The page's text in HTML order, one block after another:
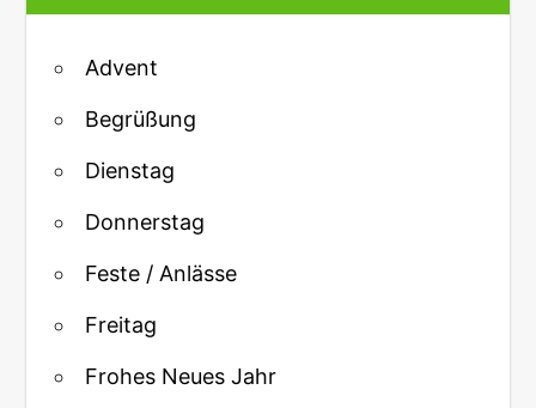
Advent
Begrüßung
Dienstag
Donnerstag
Feste / Anlässe
Freitag
Frohes Neues Jahr